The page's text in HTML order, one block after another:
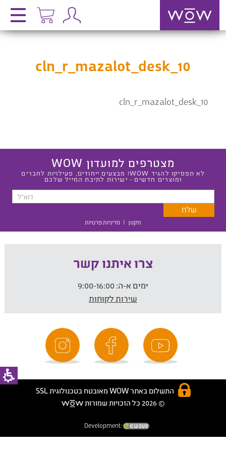
cln_r_mazalot_desk_10
cln_r_mazalot_desk_10
מצטרפים למועדון WOW
לא תפסיקו להגיד WOW! מבצעים ייחודים, פעילויות לחברים
ומוצרים חדשים - ישירות לתיבת המייל שלכם
תקנון | מדיניות פרטיות
צרו איתנו קשר
ימים א-ה:
שירות לקוחות
התשלום באתר WOW מאובטח בטכנולוגית SSL
© 2026 כל הזכויות שמורות
Development: